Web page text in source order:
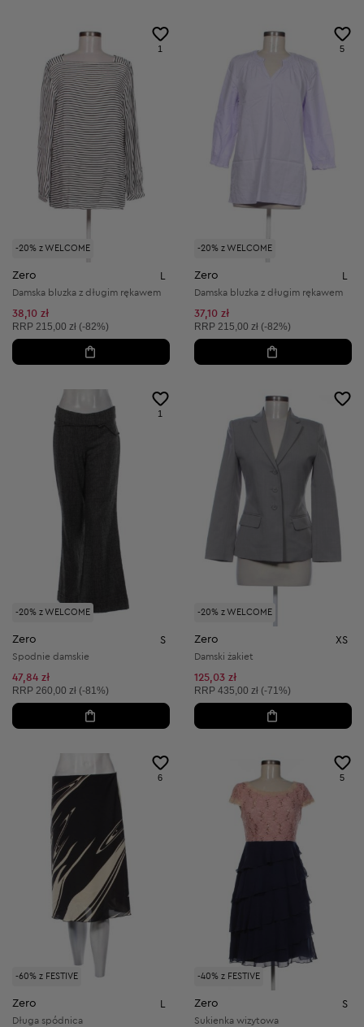
-20% z WELCOME
1
Zero L
Damska bluzka z długim rękawem
38,10 zł
Cena sugerowana:
RRP 215,00 zł (-82%)
-20% z WELCOME
5
Zero L
Damska bluzka z długim rękawem
37,10 zł
Cena sugerowana:
RRP 215,00 zł (-82%)
-20% z WELCOME
1
Zero S
Spodnie damskie
47,84 zł
Cena sugerowana:
RRP 260,00 zł (-81%)
-20% z WELCOME
Zero XS
Damski żakiet
125,03 zł
Cena sugerowana:
RRP 435,00 zł (-71%)
-60% z FESTIVE
6
Zero L
Długa spódnica
-40% z FESTIVE
5
Zero S
Sukienka wizytowa